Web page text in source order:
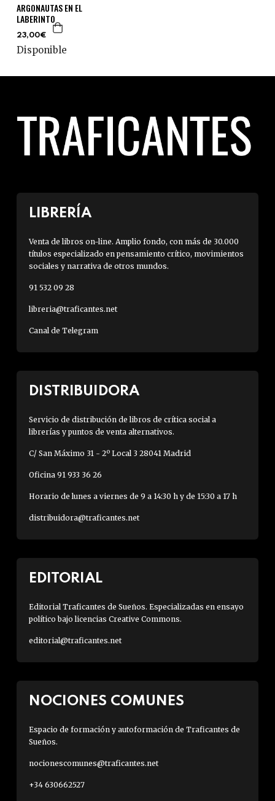
ARGONAUTAS EN EL
LABERINTO
23,00€
Disponible
LIBRERÍA
Venta de libros on-line. Amplio fondo, con más de 30.000
títulos especializado en pensamiento crítico, movimientos
sociales y narrativa de otros mundos.
91 532 09 28
libreria@traficantes.net
Canal de Telegram
DISTRIBUIDORA
Servicio de distribución de libros de crítica social a
librerías y puntos de venta alternativos.
C/ San Máximo 31 - 2º Local 3 28041 Madrid
Oficina 91 933 36 26
Horario de lunes a viernes de 9 a 14:30 h y de 15:30 a 17 h
distribuidora@traficantes.net
EDITORIAL
Editorial Traficantes de Sueños. Especializadas en ensayo
político bajo licencias Creative Commons.
editorial@traficantes.net
NOCIONES COMUNES
Espacio de formación y autoformación de Traficantes de
Sueños.
nocionescomunes@traficantes.net
+34 630662527